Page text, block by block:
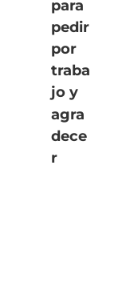
para
pedir
por
traba
jo y
agra
dece
r